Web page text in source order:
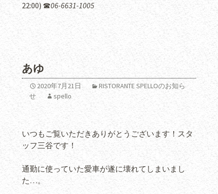
22:00) ☎︎06-6631-1005
あゆ
2020年7月21日
RISTORANTE SPELLOのお知ら
せ
spello
いつもご覧いただきありがとうございます！スタ
ッフ三谷です！
通勤に使っていた愛車が遂に壊れてしまいまし
た…。